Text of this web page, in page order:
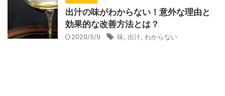
出汁の味がわからない！意外な理由と
効果的な改善方法とは？
2020/5/9 味 出汁 わからない